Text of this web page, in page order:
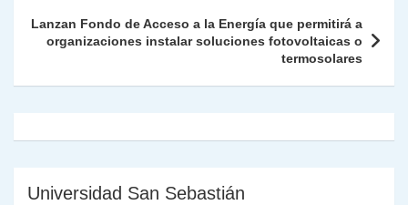
k
dl
y
Lanzan Fondo de Acceso a la Energía que permitirá a
organizaciones instalar soluciones fotovoltaicas o
termosolares
Universidad San Sebastián